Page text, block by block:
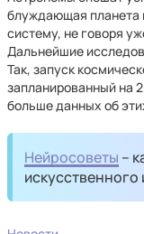
блуждающая планета
систему, не говоря
Дальнейшие
Так, запуск
запланированный на
больше данных об
Нейросоветы –
искусственного